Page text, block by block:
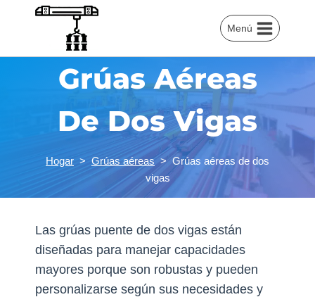
Menú
Grúas Aéreas
De Dos Vigas
Hogar > Grúas aéreas> Grúas aéreas de dos
vigas
Las grúas puente de dos vigas están
diseñadas para manejar capacidades
mayores porque son robustas y pueden
personalizarse según sus necesidades y